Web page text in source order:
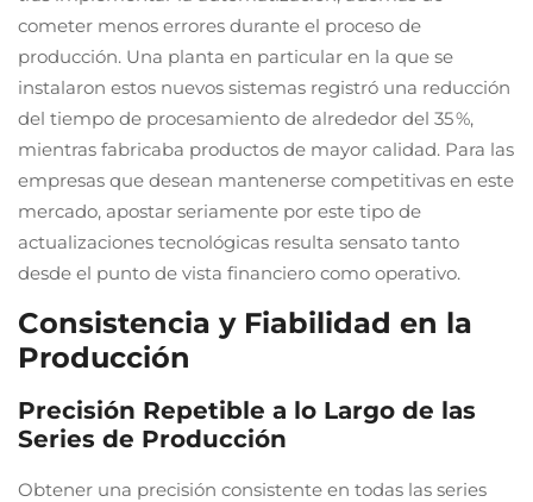
cometer menos errores durante el proceso de
producción. Una planta en particular en la que se
instalaron estos nuevos sistemas registró una reducción
del tiempo de procesamiento de alrededor del 35 %,
mientras fabricaba productos de mayor calidad. Para las
empresas que desean mantenerse competitivas en este
mercado, apostar seriamente por este tipo de
actualizaciones tecnológicas resulta sensato tanto
desde el punto de vista financiero como operativo.
Consistencia y Fiabilidad en la
Producción
Precisión Repetible a lo Largo de las
Series de Producción
Obtener una precisión consistente en todas las series